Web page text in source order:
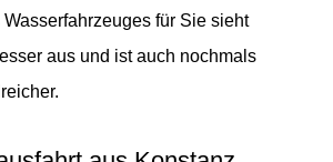
Wasserfahrzeuges für Sie sieht
aus und ist auch nochmals